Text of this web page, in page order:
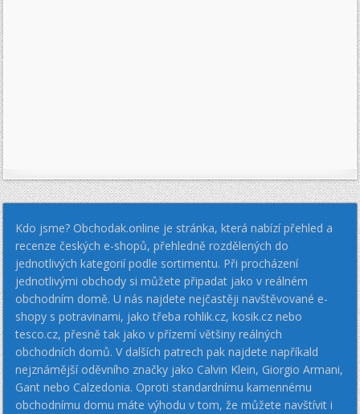
Kdo jsme? Obchodak.online je stránka, která nabízí přehled a
recenze českých e-shopů, přehledně rozdělených do
jednotlivých kategorií podle sortimentu. Při procházení
jednotlivými obchody si můžete připadat jako v reálném
obchodním domě. U nás najdete nejčastěji navštěvované e-
shopy s potravinami, jako třeba rohlik.cz, kosik.cz nebo
tesco.cz, přesně tak jako v přízemí většiny reálných
obchodních domů. V dalších patrech pak najdete napříkald
nejznámější oděvního značky jako Calvin Klein, Giorgio Armani,
Gant nebo Calzedonia. Oproti standardnímu kamennému
obchodnímu domu máte výhodu v tom, že můžete navštívit i